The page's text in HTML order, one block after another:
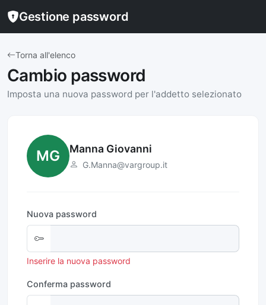
Gestione password
Torna all'elenco
Cambio password
Imposta una nuova password per l'addetto selezionato
MG Manna Giovanni
G.Manna@vargroup.it
Nuova password
Inserire la nuova password
Conferma password